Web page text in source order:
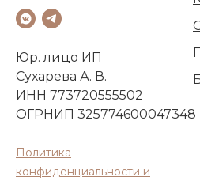
Юр. лицо ИП
Сухарева А. В.
ИНН 773720555502
ОГРНИП 325774600047348
Политика
конфиденциальности и